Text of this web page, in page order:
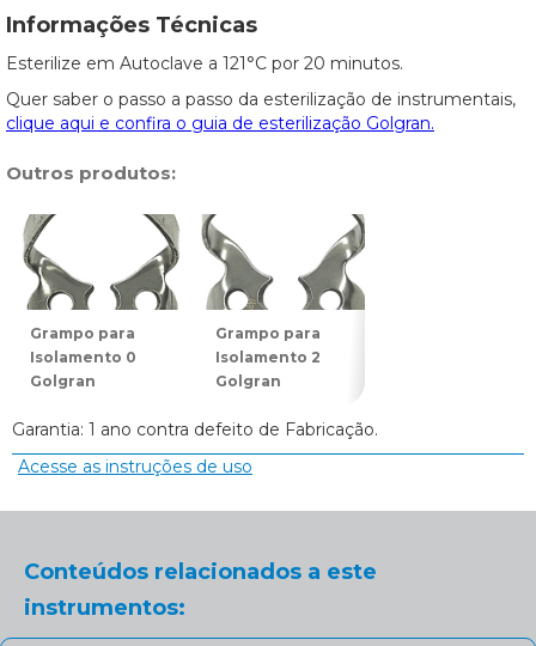
Informações Técnicas
Esterilize em Autoclave a 121°C por 20 minutos.
Quer saber o passo a passo da esterilização de instrumentais,
clique aqui e confira o guia de esterilização Golgran.
Outros produtos:
Grampo para
Isolamento 0
Golgran
Grampo para
Isolamento 2
Golgran
Garantia: 1 ano contra defeito de Fabricação.
Acesse as instruções de uso
Conteúdos relacionados a este
instrumentos: